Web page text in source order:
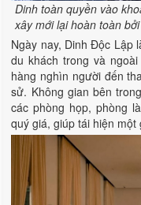
Dinh toàn quyền vào
xây mới lại hoàn toàn
Ngày nay, Dinh Độc Lập
du khách trong và
hàng nghìn người đến
sử. Không gian bên
các phòng họp, phòng
quý giá, giúp tái hiện